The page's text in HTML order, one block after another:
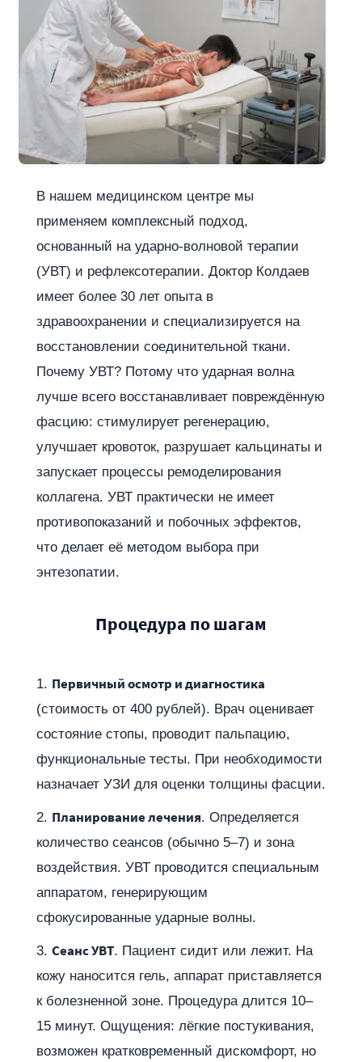
В нашем медицинском центре мы
применяем комплексный подход,
основанный на ударно-волновой терапии
(УВТ) и рефлексотерапии. Доктор Колдаев
имеет более 30 лет опыта в
здравоохранении и специализируется на
восстановлении соединительной ткани.
Почему УВТ? Потому что ударная волна
лучше всего восстанавливает повреждённую
фасцию: стимулирует регенерацию,
улучшает кровоток, разрушает кальцинаты и
запускает процессы ремоделирования
коллагена. УВТ практически не имеет
противопоказаний и побочных эффектов,
что делает её методом выбора при
энтезопатии.
Процедура по шагам
Первичный осмотр и диагностика
(стоимость от 400 рублей). Врач оценивает
состояние стопы, проводит пальпацию,
функциональные тесты. При необходимости
назначает УЗИ для оценки толщины фасции.
Планирование лечения. Определяется
количество сеансов (обычно 5–7) и зона
воздействия. УВТ проводится специальным
аппаратом, генерирующим
сфокусированные ударные волны.
Сеанс УВТ. Пациент сидит или лежит. На
кожу наносится гель, аппарат приставляется
к болезненной зоне. Процедура длится 10–
15 минут. Ощущения: лёгкие постукивания,
возможен кратковременный дискомфорт, но